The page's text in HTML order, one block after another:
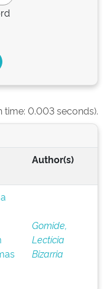
time: 0.003 seconds).
Author(s)
Gomide,
Lectícia
Bizarria